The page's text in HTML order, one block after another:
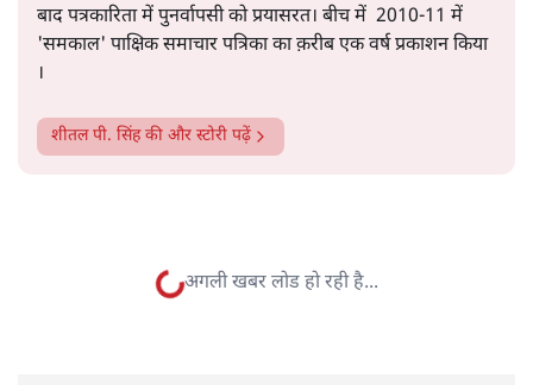
सत्य हिन्दी ऐपडाउनलोडकरें
की। इसके बाद पारिवारिक व्यवसाय में क़रीब दो दशक गुज़ारने के
बाद पत्रकारिता में पुनर्वापसी को प्रयासरत। बीच में 2010-11 में